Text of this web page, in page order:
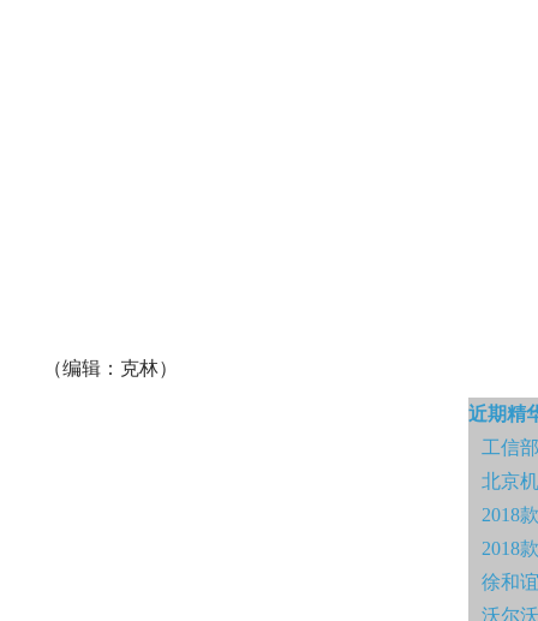
（编辑：克林）
近期精
工信
北京
2018
2018
徐和
沃尔